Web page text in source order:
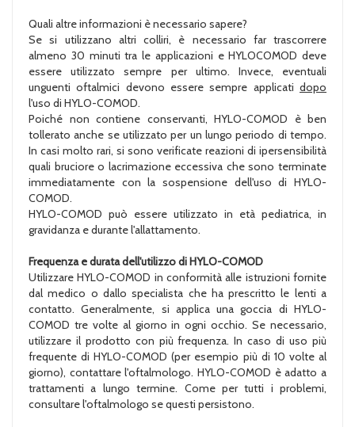
Quali altre informazioni è necessario sapere?
Se si utilizzano altri colliri, è necessario far trascorrere
almeno 30 minuti tra le applicazioni e HYLOCOMOD deve
essere utilizzato sempre per ultimo. Invece, eventuali
unguenti oftalmici devono essere sempre applicati dopo
l'uso di HYLO-COMOD.
Poiché non contiene conservanti, HYLO-COMOD è ben
tollerato anche se utilizzato per un lungo periodo di tempo.
In casi molto rari, si sono verificate reazioni di ipersensibilità
quali bruciore o lacrimazione eccessiva che sono terminate
immediatamente con la sospensione dell'uso di HYLO-
COMOD.
HYLO-COMOD può essere utilizzato in età pediatrica, in
gravidanza e durante l'allattamento.
Frequenza e durata dell'utilizzo di HYLO-COMOD
Utilizzare HYLO-COMOD in conformità alle istruzioni fornite
dal medico o dallo specialista che ha prescritto le lenti a
contatto. Generalmente, si applica una goccia di HYLO-
COMOD tre volte al giorno in ogni occhio. Se necessario,
utilizzare il prodotto con più frequenza. In caso di uso più
frequente di HYLO-COMOD (per esempio più di 10 volte al
giorno), contattare l'oftalmologo. HYLO-COMOD è adatto a
trattamenti a lungo termine. Come per tutti i problemi,
consultare l'oftalmologo se questi persistono.